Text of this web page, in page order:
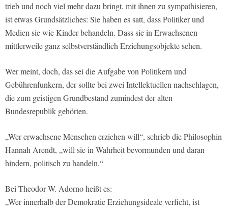
trieb und noch viel mehr dazu bringt, mit ihnen zu sympathisieren,
ist etwas Grundsätzliches: Sie haben es satt, dass Politiker und
Medien sie wie Kinder behandeln. Dass sie in Erwachsenen
mittlerweile ganz selbstverständlich Erziehungsobjekte sehen.
Wer meint, doch, das sei die Aufgabe von Politikern und
Gebührenfunkern, der sollte bei zwei Intellektuellen nachschlagen,
die zum geistigen Grundbestand zumindest der alten
Bundesrepublik gehörten.
„Wer erwachsene Menschen erziehen will“, schrieb die Philosophin
Hannah Arendt, „will sie in Wahrheit bevormunden und daran
hindern, politisch zu handeln.“
Bei Theodor W. Adorno heißt es:
„Wer innerhalb der Demokratie Erziehungsideale verficht, ist